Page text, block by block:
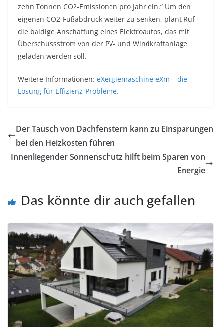
zehn Tonnen CO2-Emissionen pro Jahr ein.“ Um den
eigenen CO2-Fußabdruck weiter zu senken, plant Ruf
die baldige Anschaffung eines Elektroautos, das mit
Überschussstrom von der PV- und Windkraftanlage
geladen werden soll.
Weitere Informationen: eXergiemaschine eXm – die
Lösung für Effizienz-Probleme.
Der Tausch von Dachfenstern kann zu Einsparungen
bei den Heizkosten führen
Innenliegender Sonnenschutz hilft beim Sparen von
Energie
Das könnte dir auch gefallen